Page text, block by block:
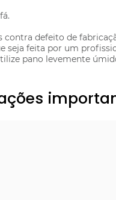
contra defeito de
seja feita por um
pano levemente